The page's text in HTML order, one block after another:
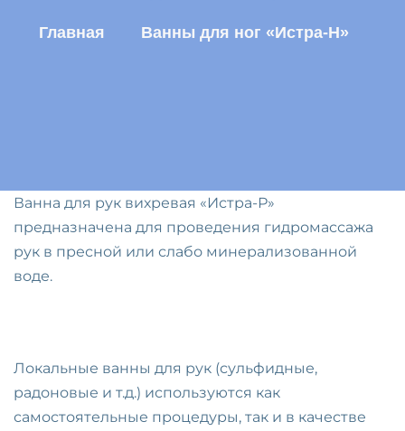
Главная Ванны для ног «Истра-Н»
Ванна для рук вихревая «Истра-Р»
предназначена для проведения гидромассажа
рук в пресной или слабо минерализованной
воде.
Локальные ванны для рук (сульфидные,
радоновые и т.д.) используются как
самостоятельные процедуры, так и в качестве